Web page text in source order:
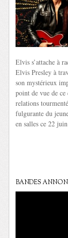
Elvis s’attache à
Elvis Presley à
son mystérieux
point de vue de
relations
fulgurante du
en salles ce 22
BANDES